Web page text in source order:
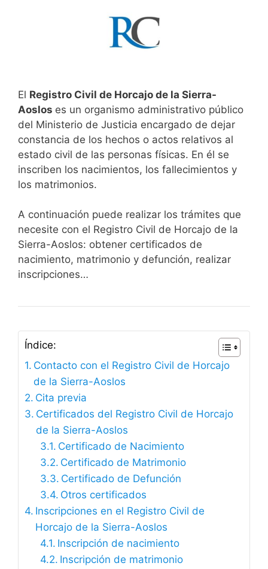
El Registro Civil de Horcajo de la Sierra-
Aoslos es un organismo administrativo público
del Ministerio de Justicia encargado de dejar
constancia de los hechos o actos relativos al
estado civil de las personas físicas. En él se
inscriben los nacimientos, los fallecimientos y
los matrimonios.
A continuación puede realizar los trámites que
necesite con el Registro Civil de Horcajo de la
Sierra-Aoslos: obtener certificados de
nacimiento, matrimonio y defunción, realizar
inscripciones…
Índice:
Contacto con el Registro Civil de Horcajo
de la Sierra-Aoslos
Cita previa
Certificados del Registro Civil de Horcajo
de la Sierra-Aoslos
Certificado de Nacimiento
Certificado de Matrimonio
Certificado de Defunción
Otros certificados
Inscripciones en el Registro Civil de
Horcajo de la Sierra-Aoslos
Inscripción de nacimiento
Inscripción de matrimonio